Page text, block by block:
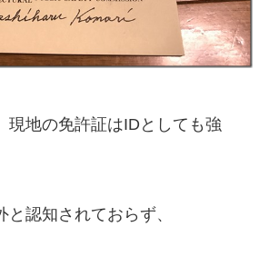
現地の免許証はIDとしても強
と認知されておらず、